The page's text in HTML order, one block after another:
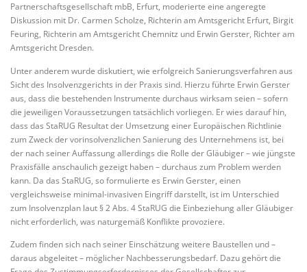
Partnerschaftsgesellschaft mbB, Erfurt, moderierte eine angeregte
Diskussion mit Dr. Carmen Scholze, Richterin am Amtsgericht Erfurt, Birgit
Feuring, Richterin am Amtsgericht Chemnitz und Erwin Gerster, Richter am
Amtsgericht Dresden.
Unter anderem wurde diskutiert, wie erfolgreich Sanierungsverfahren aus
Sicht des Insolvenzgerichts in der Praxis sind. Hierzu führte Erwin Gerster
aus, dass die bestehenden Instrumente durchaus wirksam seien – sofern
die jeweiligen Voraussetzungen tatsächlich vorliegen. Er wies darauf hin,
dass das StaRUG Resultat der Umsetzung einer Europäischen Richtlinie
zum Zweck der vorinsolvenzlichen Sanierung des Unternehmens ist, bei
der nach seiner Auffassung allerdings die Rolle der Gläubiger – wie jüngste
Praxisfälle anschaulich gezeigt haben – durchaus zum Problem werden
kann. Da das StaRUG, so formulierte es Erwin Gerster, einen
vergleichsweise minimal-invasiven Eingriff darstellt, ist im Unterschied
zum Insolvenzplan laut § 2 Abs. 4 StaRUG die Einbeziehung aller Gläubiger
nicht erforderlich, was naturgemäß Konflikte provoziere.
Zudem finden sich nach seiner Einschätzung weitere Baustellen und –
daraus abgeleitet – möglicher Nachbesserungsbedarf. Dazu gehört die